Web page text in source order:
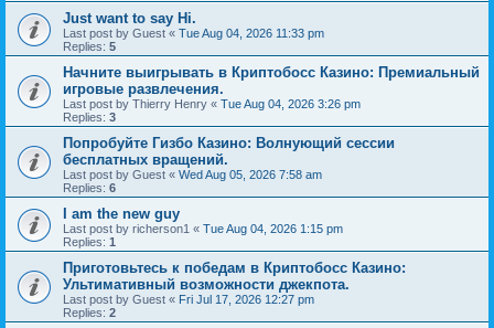
Just want to say Hi.
Last post by Guest « Tue Aug 04, 2026 11:33 pm
Replies: 5
Начните выигрывать в Криптобосс Казино: Премиальный
игровые развлечения.
Last post by Thierry Henry « Tue Aug 04, 2026 3:26 pm
Replies: 3
Попробуйте Гизбо Казино: Волнующий сессии
бесплатных вращений.
Last post by Guest « Wed Aug 05, 2026 7:58 am
Replies: 6
I am the new guy
Last post by richerson1 « Tue Aug 04, 2026 1:15 pm
Replies: 1
Приготовьтесь к победам в Криптобосс Казино:
Ультимативный возможности джекпота.
Last post by Guest « Fri Jul 17, 2026 12:27 pm
Replies: 2